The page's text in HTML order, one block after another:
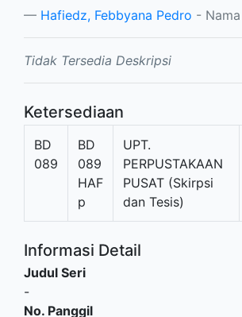
Hafiedz, Febbyana Pedro -
Tidak Tersedia Deskripsi
Ketersediaan
BD
089
BD
089
HAF
p
UPT.
PERPUSTAKAAN
PUSAT (Skirpsi
dan Tesis)
Informasi Detail
Judul Seri
-
No. Panggil